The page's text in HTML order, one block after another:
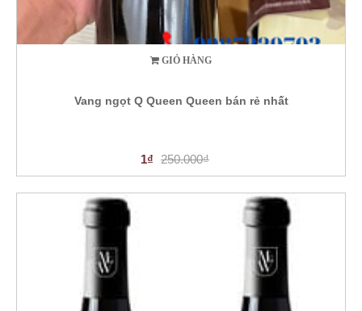
GIỎ HÀNG
Vang ngọt Q Queen Queen bán rẻ nhất
1₫ 250.000₫